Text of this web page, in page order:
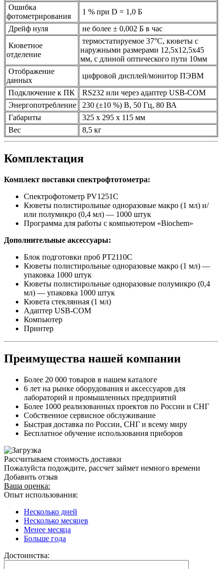
Ошибка
фотометрирования
1 % при D = 1,0 Б
Дрейф нуля
не более ± 0,002 Б в час
Кюветное
отделение
термостатируемое 37°С, кюветы c
наружными размерами 12,5х12,5х45
мм, с длиной оптического пути 10мм
Отображение
данных
цифровой дисплей/монитор ПЭВМ
Подключение к ПК
RS232 или через адаптер USB-COM
Энергопотребление
230 (±10 %) В, 50 Гц, 80 ВА
Габариты
325 х 295 х 115 мм
Вес
8,5 кг
Комплектация
Комплект поставки спектрофтотометра:
Спектрофотометр PV1251С
Кюветы полистирольные одноразовые макро (1 мл) и/
или полумикро (0,4 мл) — 1000 штук
Программа для работы с компьютером «Biochem»
Дополнительные аксессуары:
Блок подготовки проб РТ2110С
Кюветы полистирольные одноразовые макро (1 мл) —
упаковка 1000 штук
Кюветы полистирольные одноразовые полумикро (0,4
мл) — упаковка 1000 штук
Кювета стеклянная (1 мл)
Адаптер USB-COM
Компьютер
Принтер
Преимущества нашей компании
Более 20 000 товаров в нашем каталоге
6 лет на рынке оборудования и аксессуаров для
лабораторий и промышленных предприятий
Более 1000 реализованных проектов по России и СНГ
Собственное сервисное обслуживание
Быстрая доставка по России, СНГ и всему миру
Бесплатное обучение использования приборов
Рассчитываем стоимость доставки
Пожалуйста подождите, рассчет займет немного времени
Добавить отзыв
Ваша оценка:
Опыт использования:
Несколько дней
Несколько месяцев
Менее месяца
Больше года
Достоинства: